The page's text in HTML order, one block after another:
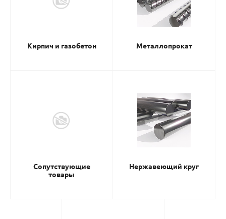
Кирпич и газобетон Металлопрокат
Сопутствующие
товары
Нержавеющий круг